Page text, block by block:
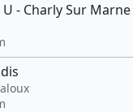
- Charly Sur Marne